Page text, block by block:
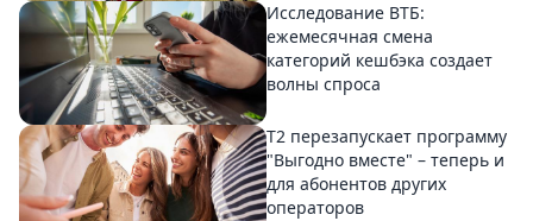
Исследование ВТБ:
ежемесячная смена
категорий кешбэка создает
волны спроса
Т2 перезапускает программу
"Выгодно вместе" – теперь и
для абонентов других
операторов